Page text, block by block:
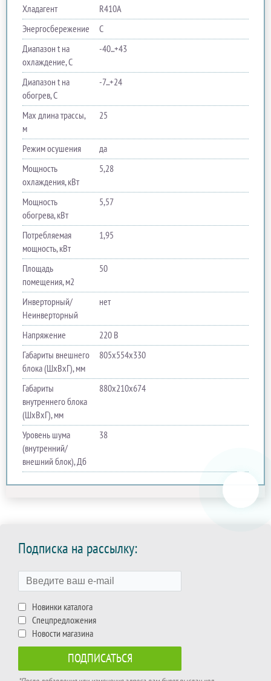
Хладагент
R410A
Энергосбережение
C
Диапазон t на
охлаждение, С
-40...+43
Диапазон t на
обогрев, С
-7...+24
Max длина трассы,
м
25
Режим осушения
да
Мощность
охлаждения, кВт
5,28
Мощность
обогрева, кВт
5,57
Потребляемая
мощность, кВт
1,95
Площадь
помещения, м2
50
Инверторный/
Неинверторный
нет
Напряжение
220 В
Габариты внешнего
блока (ШхВхГ), мм
805х554х330
Габариты
внутреннего блока
(ШхВхГ), мм
880х210х674
Уровень шума
(внутренний/
внешний блок), Дб
38
Подписка на рассылку:
Новинки каталога
Спецпредложения
Новости магазина